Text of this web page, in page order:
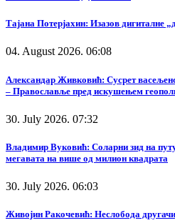
Тајана Потерјахин: Изазов дигиталне
04. August 2026. 06:08
Александар Живковић: Сусрет
– Православље пред искушењем
30. July 2026. 07:32
Владимир Вуковић: Соларни зид на
мегавата на више од милион квадрата
30. July 2026. 06:03
Живојин Ракочевић: Неслобода